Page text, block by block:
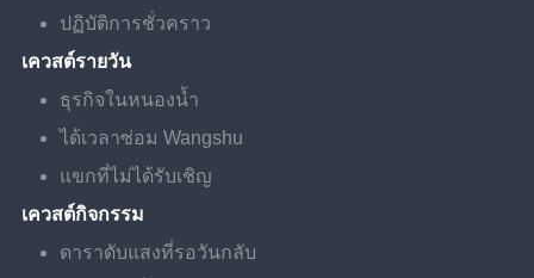
ปฏิบัติการชั่วคราว
เควสต์รายวัน
ธุรกิจในหนองน้ำ
ได้เวลาซ่อม Wangshu
แขกที่ไม่ได้รับเชิญ
เควสต์กิจกรรม
ดาราดับแสงที่รอวันกลับ